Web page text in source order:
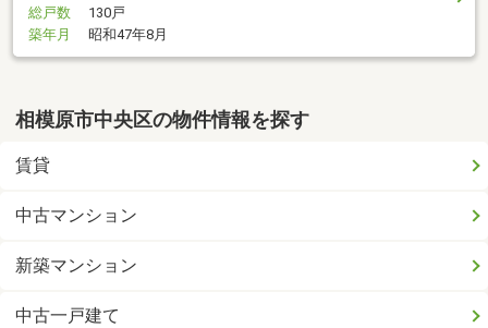
総戸数
130戸
築年月
昭和47年8月
相模原市中央区の物件情報を探す
賃貸
中古マンション
新築マンション
中古一戸建て